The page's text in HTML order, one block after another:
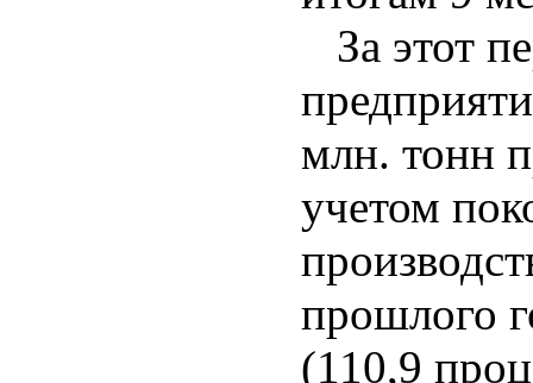
За этот
млн. тонн
учетом
прошлого
(110,9